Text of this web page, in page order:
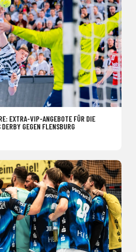
EXTRA-VIP-ANGEBOTE FÜR DIE
GEGEN FLENSBURG